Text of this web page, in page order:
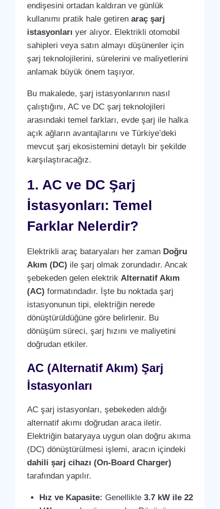
endişesini ortadan kaldıran ve günlük
kullanımı pratik hale getiren araç şarj
istasyonları yer alıyor. Elektrikli otomobil
sahipleri veya satın almayı düşünenler için
şarj teknolojilerini, sürelerini ve maliyetlerini
anlamak büyük önem taşıyor.
Bu makalede, şarj istasyonlarının nasıl
çalıştığını, AC ve DC şarj teknolojileri
arasındaki temel farkları, evde şarj ile halka
açık ağların avantajlarını ve Türkiye’deki
mevcut şarj ekosistemini detaylı bir şekilde
karşılaştıracağız.
1. AC ve DC Şarj
İstasyonları: Temel
Farklar Nelerdir?
Elektrikli araç bataryaları her zaman Doğru
Akım (DC) ile şarj olmak zorundadır. Ancak
şebekeden gelen elektrik Alternatif Akım
(AC) formatındadır. İşte bu noktada şarj
istasyonunun tipi, elektriğin nerede
dönüştürüldüğüne göre belirlenir. Bu
dönüşüm süreci, şarj hızını ve maliyetini
doğrudan etkiler.
AC (Alternatif Akım) Şarj
İstasyonları
AC şarj istasyonları, şebekeden aldığı
alternatif akımı doğrudan araca iletir.
Elektriğin bataryaya uygun olan doğru akıma
(DC) dönüştürülmesi işlemi, aracın içindeki
dahili şarj cihazı (On-Board Charger)
tarafından yapılır.
Hız ve Kapasite: Genellikle3.7 kW ile 22